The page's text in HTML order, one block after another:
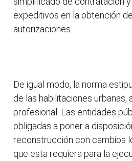
expeditivos en la obtención
autorizaciones.
De igual modo, la norma
de las habilitaciones urbanas,
profesional. Las entidades
obligadas a poner a
reconstrucción con cambios
que esta requiera para la